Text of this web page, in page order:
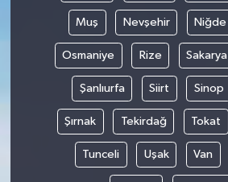
Muş Nevşehir Niğde
Osmaniye Rize Sakarya
Şanlıurfa Siirt Sinop
Şırnak Tekirdağ Tokat
Tunceli Uşak Van